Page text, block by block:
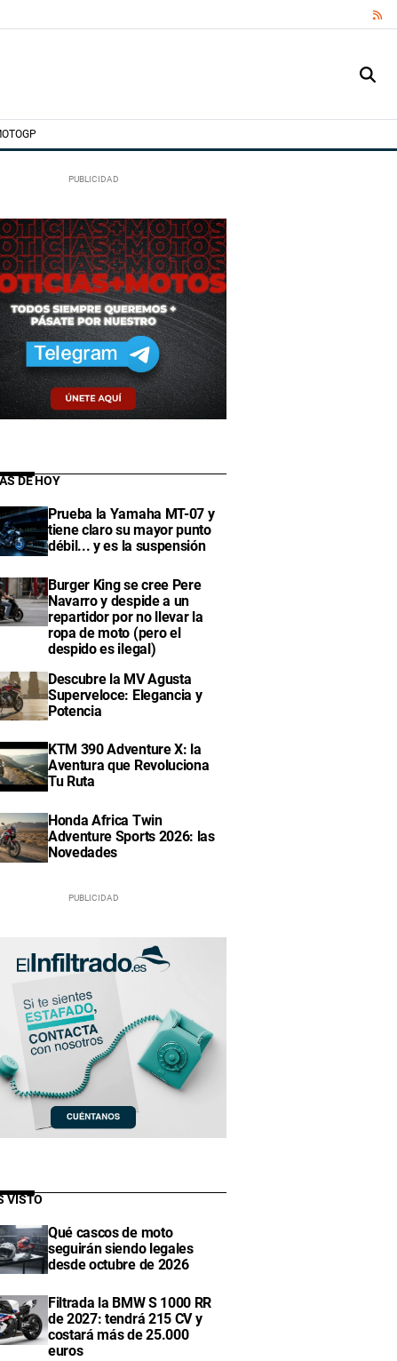
DE HOY
Prueba la Yamaha MT-07 y
tiene claro su mayor punto
débil... y es la suspensión
Burger King se cree Pere
Navarro y despide a un
repartidor por no llevar la
ropa de moto (pero el
despido es ilegal)
Descubre la MV Agusta
Superveloce: Elegancia y
Potencia
KTM 390 Adventure X: la
Aventura que Revoluciona
Tu Ruta
Honda Africa Twin
Adventure Sports 2026: las
Novedades
VISTO
Qué cascos de moto
seguirán siendo legales
desde octubre de 2026
Filtrada la BMW S 1000 RR
de 2027: tendrá 215 CV y
costará más de 25.000
euros